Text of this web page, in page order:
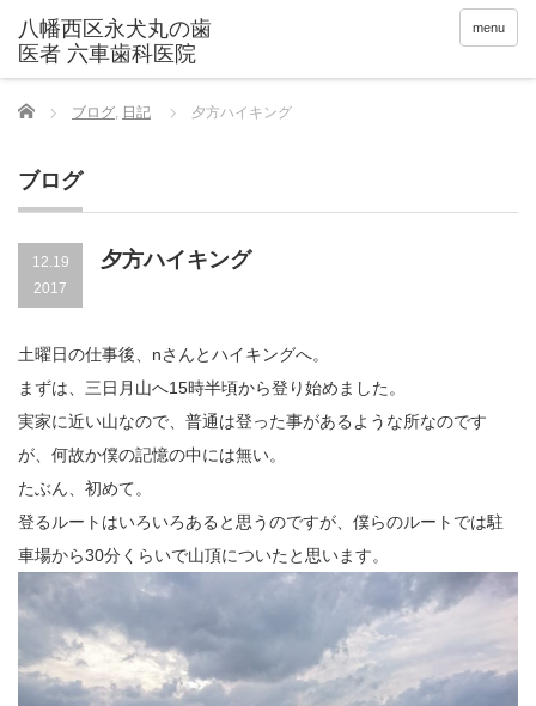
menu
Home ブログ, 日記 夕方ハイキング
ブログ
12.19
2017
夕方ハイキング
土曜日の仕事後、nさんとハイキングへ。
まずは、三日月山へ15時半頃から登り始めました。
実家に近い山なので、普通は登った事があるような所なのです
が、何故か僕の記憶の中には無い。
たぶん、初めて。
登るルートはいろいろあると思うのですが、僕らのルートでは駐
車場から30分くらいで山頂についたと思います。